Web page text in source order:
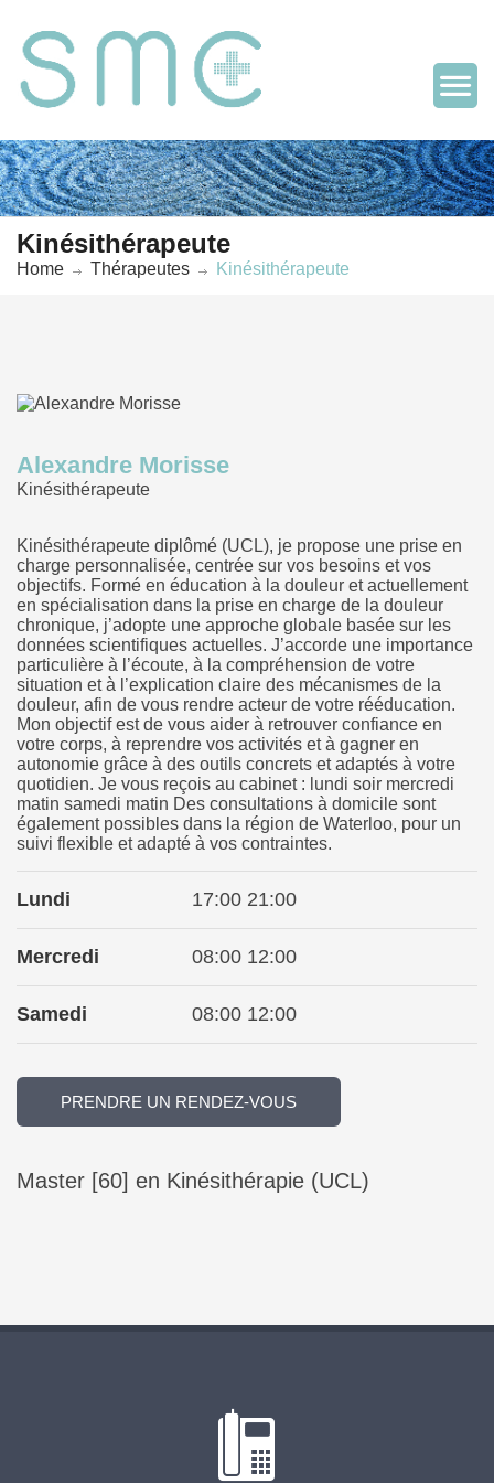
Kinésithérapeute
Home Thérapeutes Kinésithérapeute
Alexandre Morisse
Kinésithérapeute
Kinésithérapeute diplômé (UCL), je propose une prise en
charge personnalisée, centrée sur vos besoins et vos
objectifs. Formé en éducation à la douleur et actuellement
en spécialisation dans la prise en charge de la douleur
chronique, j’adopte une approche globale basée sur les
données scientifiques actuelles. J’accorde une importance
particulière à l’écoute, à la compréhension de votre
situation et à l’explication claire des mécanismes de la
douleur, afin de vous rendre acteur de votre rééducation.
Mon objectif est de vous aider à retrouver confiance en
votre corps, à reprendre vos activités et à gagner en
autonomie grâce à des outils concrets et adaptés à votre
quotidien. Je vous reçois au cabinet : lundi soir mercredi
matin samedi matin Des consultations à domicile sont
également possibles dans la région de Waterloo, pour un
suivi flexible et adapté à vos contraintes.
Lundi 17:00 21:00
Mercredi 08:00 12:00
Samedi 08:00 12:00
PRENDRE UN RENDEZ-VOUS
Master [60] en Kinésithérapie (UCL)